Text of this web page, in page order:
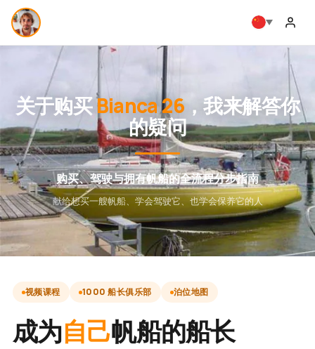
关于购买Bianca 26，我来解答你
的疑问
购买、驾驶与拥有帆船的全流程分步指南
献给想买一艘帆船、学会驾驶它、也学会保养它的人
视频课程 1000 船长俱乐部 泊位地图
成为自己帆船的船长